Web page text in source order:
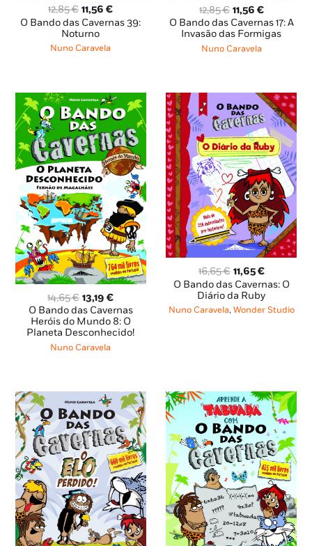
12,85€ O
preço
original
era:
11,56€O
preço
O Bando das Cavernas 39:
Noturno
Nuno Caravela
12,85€ O
preço
original
era:
11,56 €O
preço
atual
O Bando das Cavernas 17: A
Invasão das Formigas
Nuno Caravela
14,65€ O
preço
original
era:
14,65 €.
13,19€O
preço
atual
é:
O Bando das Cavernas
Heróis do Mundo 8: O
Planeta Desconhecido!
Nuno Caravela
16,65€ O
preço
original
era:
11,65€O
preço
atual
é:
O Bando das Cavernas: O
Diário da Ruby
Nuno Caravela, Wonder Studio